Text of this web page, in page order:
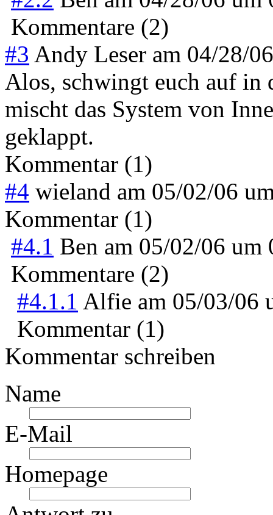
Kommentare (2)
#3 Andy Leser am 04/28/
Alos, schwingt euch auf
mischt das System von
geklappt.
Kommentar (1)
#4 wieland am 05/02/06
Kommentar (1)
#4.1 Ben am 05/02/06 um
Kommentare (2)
#4.1.1 Alfie am 05/03/06
Kommentar (1)
Kommentar schreiben
Name
E-Mail
Homepage